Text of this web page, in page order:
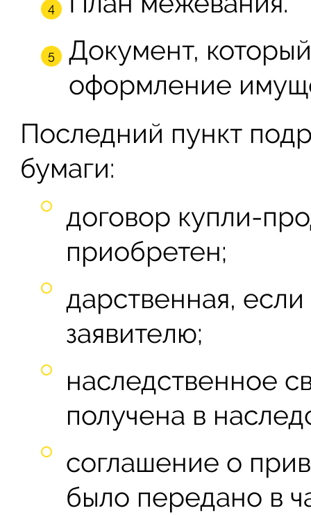
Документ,
оформление
Последний пункт
бумаги:
договор купли-
приобретен;
дарственная,
заявителю;
наследственное
получена в
соглашение о
было передано в